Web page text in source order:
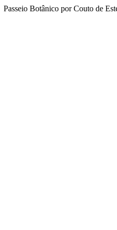
Passeio Botânico por Couto de